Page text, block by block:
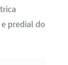
predial do